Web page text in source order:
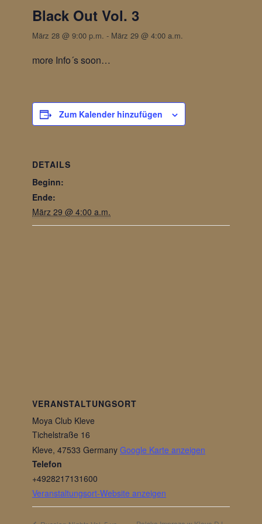
Black Out Vol. 3
März 28 @ 9:00 p.m. - März 29 @ 4:00 a.m.
more Info´s soon…
Zum Kalender hinzufügen
DETAILS
Beginn:
Ende:
März 29 @ 4:00 a.m.
VERANSTALTUNGSORT
Moya Club Kleve
Tichelstraße 16
Kleve, 47533 Germany Google Karte anzeigen
Telefon
+4928217131600
Veranstaltungsort-Website anzeigen